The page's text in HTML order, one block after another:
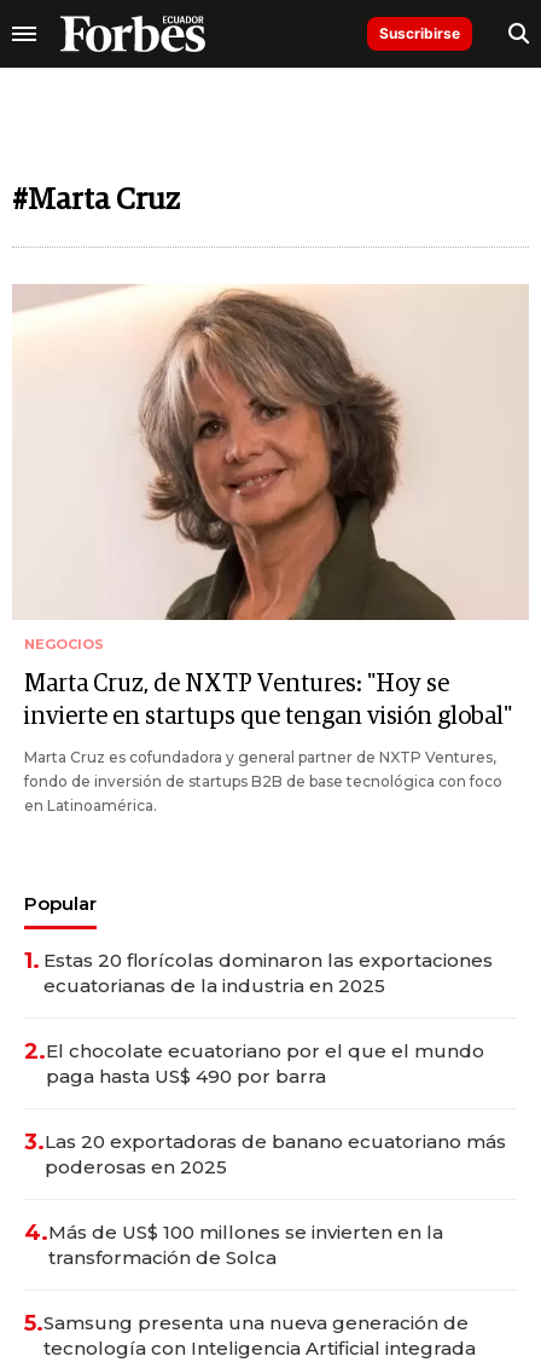
Suscribirse
#Marta Cruz
NEGOCIOS
Marta Cruz, de NXTP Ventures: "Hoy se
invierte en startups que tengan visión global"
Marta Cruz es cofundadora y general partner de NXTP Ventures,
fondo de inversión de startups B2B de base tecnológica con foco
en Latinoamérica.
Popular
1. Estas 20 florícolas dominaron las exportaciones
ecuatorianas de la industria en 2025
2.El chocolate ecuatoriano por el que el mundo
paga hasta US$ 490 por barra
3.Las 20 exportadoras de banano ecuatoriano más
poderosas en 2025
4.Más de US$ 100 millones se invierten en la
transformación de Solca
5.Samsung presenta una nueva generación de
tecnología con Inteligencia Artificial integrada